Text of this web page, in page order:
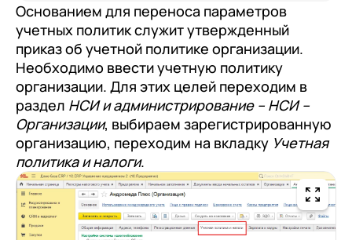
Основанием для переноса параметров
учетных политик служит утвержденный
приказ об учетной политике организации.
Необходимо ввести учетную политику
организации. Для этих целей переходим в
раздел НСИ и администрирование – НСИ –
Организации, выбираем зарегистрированную
организацию, переходим на вкладку Учетная
политика и налоги.